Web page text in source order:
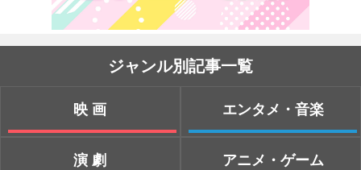
ジャンル別記事一覧
映画
演劇
エンタメ・音楽
アニメ・ゲーム